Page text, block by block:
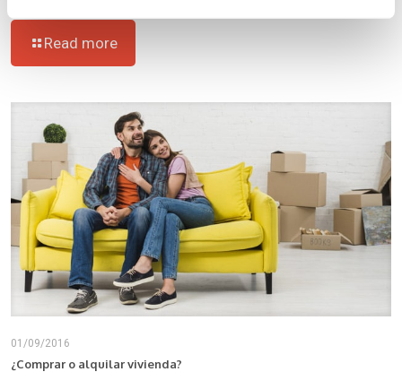
Read more
01/09/2016
¿Comprar o alquilar vivienda?